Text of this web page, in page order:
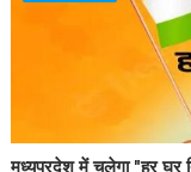
मध्यप्रदेश में चलेगा "हर घर